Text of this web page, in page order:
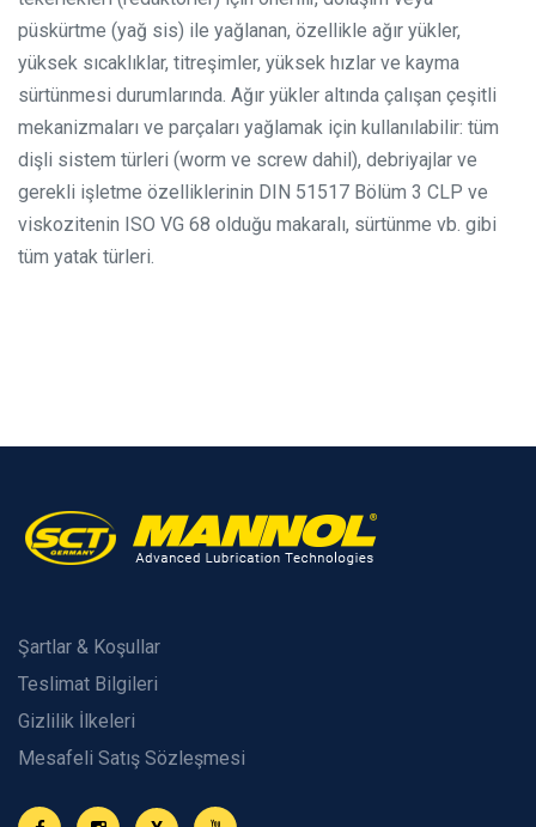
püskürtme (yağ sis) ile yağlanan, özellikle ağır yükler,
yüksek sıcaklıklar, titreşimler, yüksek hızlar ve kayma
sürtünmesi durumlarında. Ağır yükler altında çalışan çeşitli
mekanizmaları ve parçaları yağlamak için kullanılabilir: tüm
dişli sistem türleri (worm ve screw dahil), debriyajlar ve
gerekli işletme özelliklerinin DIN 51517 Bölüm 3 CLP ve
viskozitenin ISO VG 68 olduğu makaralı, sürtünme vb. gibi
tüm yatak türleri.
Şartlar & Koşullar
Teslimat Bilgileri
Gizlilik İlkeleri
Mesafeli Satış Sözleşmesi